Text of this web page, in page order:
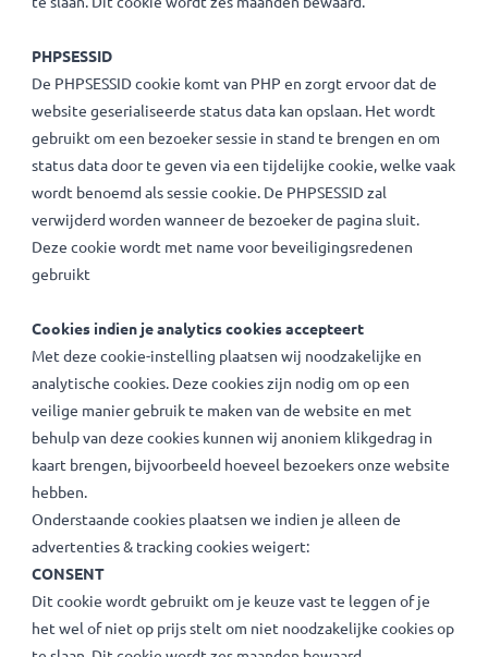
Met deze cookie-instelling plaatsen wij alleen de volgende
noodzakelijke functionele cookies:
CONSENT
Dit cookie wordt gebruikt om je keuze vast te leggen of je
het wel of niet op prijs stelt om niet noodzakelijke cookies
te slaan. Dit cookie wordt zes maanden bewaard.
De PHPSESSID cookie komt van PHP en zorgt ervoor dat de
website geserialiseerde status data kan opslaan. Het wordt
gebruikt om een bezoeker sessie in stand te brengen en om
status data door te geven via een tijdelijke cookie, welke
wordt benoemd als sessie cookie. De PHPSESSID zal
verwijderd worden wanneer de bezoeker de pagina sluit.
Deze cookie wordt met name voor beveiligingsredenen
gebruikt
Cookies indien je analytics cookies accepteert
Met deze cookie-instelling plaatsen wij noodzakelijke en
analytische cookies. Deze cookies zijn nodig om op een